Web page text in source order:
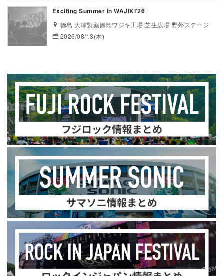
Exciting Summer in WAJIKI’26
徳島 大塚製薬徳島ワジキ工場 芝生広場 野外ステージ
2026/08/13(木)